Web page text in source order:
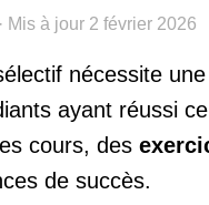
· Mis à jour 2 février 2026
nécessite
ayant réussi
cours, des
de succès.